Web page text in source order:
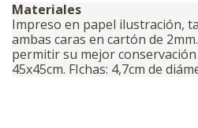
Materiales
Impreso en papel ilustración,
ambas caras en cartón de
permitir su mejor
45x45cm. FIchas: 4,7cm de